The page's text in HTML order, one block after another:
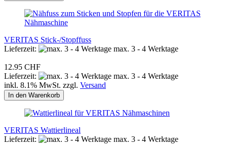
VERITAS Stick-/Stopffuss
Lieferzeit:
max. 3 - 4 Werktage
12.95 CHF
Lieferzeit:
max. 3 - 4 Werktage
inkl. 8.1% MwSt. zzgl. Versand
In den Warenkorb
VERITAS Wattierlineal
Lieferzeit:
max. 3 - 4 Werktage